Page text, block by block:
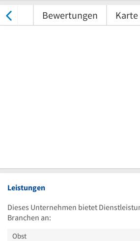
Bewertungen
Leistungen
Dieses Unternehmen bietet
Branchen an:
Obst